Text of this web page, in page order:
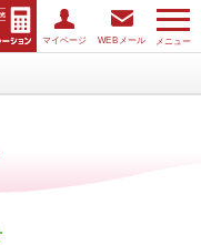
メニュー
マイページ WEBメール